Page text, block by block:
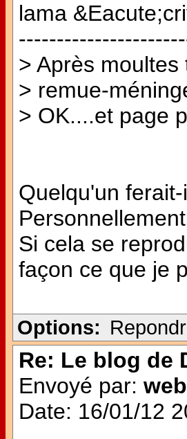
lama
> Après
> remue-
> OK....et page
Quelqu'un
Si cela se
façon ce que je
Options:
Re: Le blog de
Envoyé par:
Date: 16/01/12